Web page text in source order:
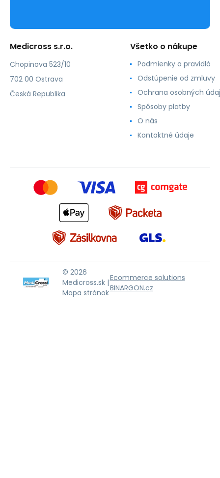
Medicross s.r.o.
Chopinova 523/10
702 00 Ostrava
Česká Republika
Všetko o nákupe
Podmienky a pravidlá
Odstúpenie od zmluvy
Ochrana osobných
Spôsoby platby
O nás
Kontaktné údaje
© 2026
Medicross.sk |
Mapa stránok
Ecommerce solutions
BINARGON.cz